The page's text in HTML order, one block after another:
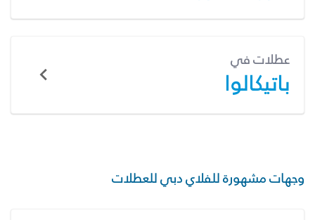
عطلات في
باتيكالوا
وجهات مشهورة للفلاي دبي للعطلات